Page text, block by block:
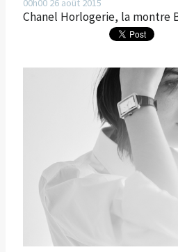
00h00 26 août 2015
Chanel Horlogerie, la montre